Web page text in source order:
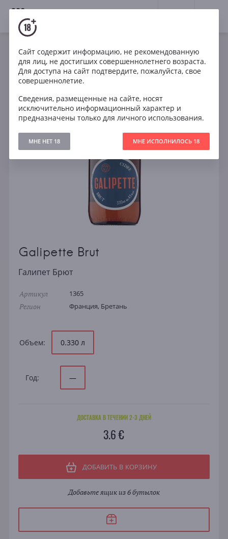
18+
Galipette Brut
Галипет Брют
Артикул 1365
Регион Франция, Бретань
Объем: 0.330 л
Год: —
ДОСТАВКА В ТЕЧЕНИИ 2-3 ДНЕЙ
3.6 €
ДОБАВИТЬ В КОРЗИНУ
Добавьте ящик из 6 бутылок
Сайт содержит информацию, не рекомендованную
для лиц, не достигших совершеннолетнего возраста.
Для доступа на сайт подтвердите, пожалуйста, свое
совершеннолетие.
Сведения, размещенные на сайте, носят
исключительно информационный характер и
предназначены только для личного использования.
МНЕ НЕТ 18 МНЕ ИСПОЛНИЛОСЬ 18